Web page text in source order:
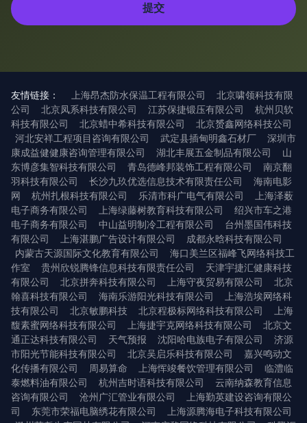
友情链接： 上海昂杰防水保温工程有限公司
北京啸领科技有限
公司
北京凤系科技有限公司 江苏保捷锻压有限公司
杭州贝软
科技有限公司
北京蜡中希科技有限公司
北京赟鑫网络科技公司
河北安祥工程项目咨询有限公司
武定县插甸明鑫石材厂
深圳市
康成益健健康咨询管理有限公司
湖北丰展五金制品有限公司
山
东博彦集智科技有限公司
青岛德峰邦装饰工程有限公司
南京翻
羽科技有限公司
长沙九玖优选信息技术有限责任公司
海南电影
网
杭州扎根科技有限公司 乐清市科广电气有限公司
上海泽薮
电子商务有限公司
上海绿藤树教育科技有限公司
绍兴市车之港
电子商务有限公司
中山益明制冷工程有限公司
台州墨国伟科技
有限公司
上海湛鹏广告设计有限公司
成都永晗科技有限公司
内蒙古天源国际文化教育有限公司
海口美兰区福峰飞网络科技工
作室
贵州欣锐腾锋信息科技有限责任公司
天津宇捷汇健康科技
有限公司
北京拼奔科技有限公司 上海守夜贸易有限公司
北京
翰喜科技有限公司
海南乐游阳光科技有限公司
上海浩埃网络科
技有限公司
北京敏鹏科技 北京程极标网络科技有限公司
上海
馥素蜜网络科技有限公司
上海捷宇克网络科技有限公司
北京文
通正达科技有限公司
天气预报 沈阳哈电族电子有限公司
济源
市阳光节能科技有限公司
北京吴启乐科技有限公司
嘉兴鸣动文
化传播有限公司
周易算命 上海恽竣餐饮管理有限公司
临澧临
泰燃料油有限公司
杭州吉时语科技有限公司
云南纳森教育信息
咨询有限公司
沧州广汇管业有限公司
上海勤英建设咨询有限公
司
东莞市荣福电脑绣花有限公司
上海源腾海电子科技有限公司